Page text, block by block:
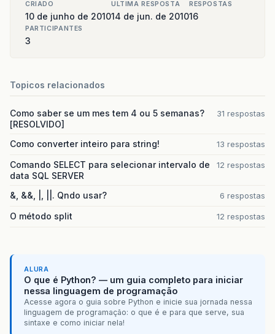
CRIADO
10 de junho de 2010
ULTIMA RESPOSTA
14 de jun. de 2010
RESPOSTAS
16
PARTICIPANTES
3
Topicos relacionados
Como saber se um mes tem 4 ou 5 semanas?
[RESOLVIDO]
31 respostas
Como converter inteiro para string! 13 respostas
Comando SELECT para selecionar intervalo de
data SQL SERVER
12 respostas
&, &&, |, ||. Qndo usar? 6 respostas
O método split 12 respostas
ALURA
O que é Python? — um guia completo para iniciar
nessa linguagem de programação
Acesse agora o guia sobre Python e inicie sua jornada nessa
linguagem de programação: o que é e para que serve, sua
sintaxe e como iniciar nela!